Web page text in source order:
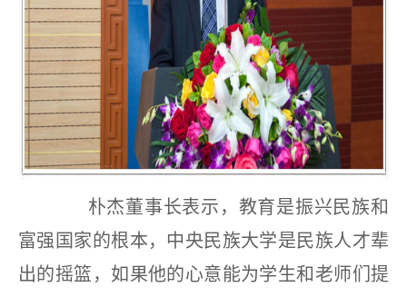
朴杰董事长表示，教育是振兴民族和
富强国家的根本，中央民族大学是民族人才辈
出的摇篮，如果他的心意能为学生和老师们提